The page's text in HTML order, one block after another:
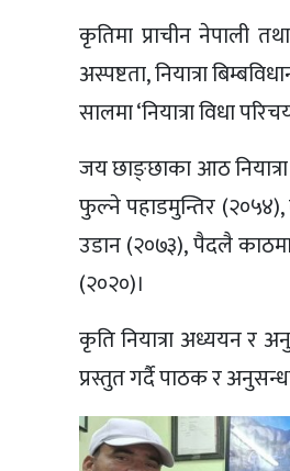
कृतिमा प्राचीन नेपाली तथा
अस्पष्टता, नियात्रा
सालमा ‘नियात्रा विधा
जय छाङ्छाका आठ
फुल्ने पहाडमुन्तिर
उडान (२०७३), पैदलै
(२०२०)।
कृति नियात्रा अध्ययन र
प्रस्तुत गर्दै पाठक र